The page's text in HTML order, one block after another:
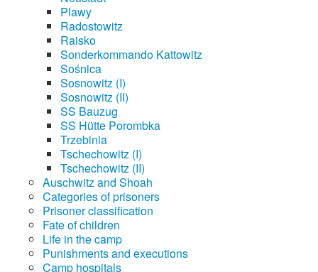
Plawy
Radostowitz
Raisko
Sonderkommando Kattowitz
Sośnica
Sosnowitz (I)
Sosnowitz (II)
SS Bauzug
SS Hütte Porombka
Trzebinia
Tschechowitz (I)
Tschechowitz (II)
Auschwitz and Shoah
Categories of prisoners
Prisoner classification
Fate of children
Life in the camp
Punishments and executions
Camp hospitals